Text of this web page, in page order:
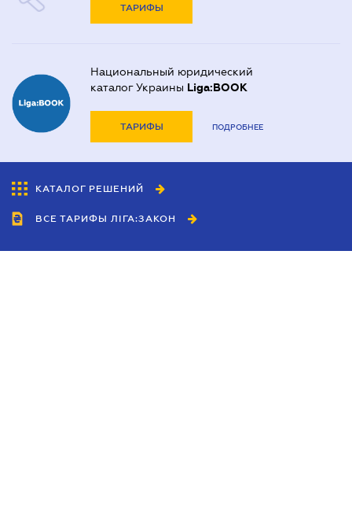
ТАРИФЫ
Национальный юридический
каталог Украины Liga:BOOK
ТАРИФЫ ПОДРОБНЕЕ
КАТАЛОГ РЕШЕНИЙ
ВСЕ ТАРИФЫ ЛІГА:ЗАКОН